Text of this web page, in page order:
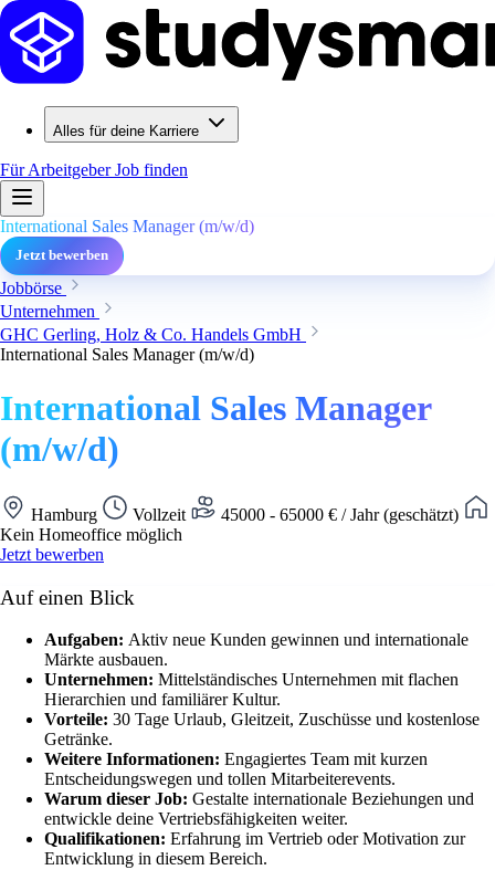
Alles für deine Karriere
Für ArbeitgeberJob finden
International Sales Manager (m/w/d)
Jetzt bewerben
Jobbörse
Unternehmen
GHC Gerling, Holz & Co. Handels GmbH
International Sales Manager (m/w/d)
International Sales Manager
(m/w/d)
Hamburg Vollzeit
45000 - 65000 € / Jahr (geschätzt)
Kein Homeoffice möglich
Jetzt bewerben
Auf einen Blick
Aufgaben: Aktiv neue Kunden gewinnen und internationale
Märkte ausbauen.
Unternehmen: Mittelständisches Unternehmen mit flachen
Hierarchien und familiärer Kultur.
Vorteile: 30 Tage Urlaub, Gleitzeit, Zuschüsse und kostenlose
Getränke.
Weitere Informationen: Engagiertes Team mit kurzen
Entscheidungswegen und tollen Mitarbeiterevents.
Warum dieser Job: Gestalte internationale Beziehungen und
entwickle deine Vertriebsfähigkeiten weiter.
Qualifikationen: Erfahrung im Vertrieb oder Motivation zur
Entwicklung in diesem Bereich.